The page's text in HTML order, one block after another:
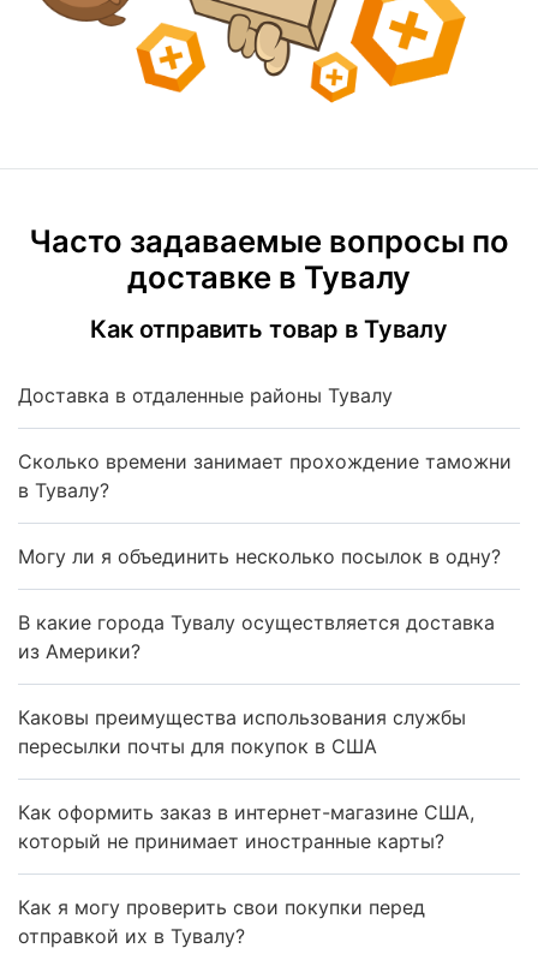
Часто задаваемые вопросы по
доставке в Тувалу
Как отправить товар в Тувалу
Доставка в отдаленные районы Тувалу
Сколько времени занимает прохождение таможни
в Тувалу?
Могу ли я объединить несколько посылок в одну?
В какие города Тувалу осуществляется доставка
из Америки?
Каковы преимущества использования службы
пересылки почты для покупок в США
Как оформить заказ в интернет-магазине США,
который не принимает иностранные карты?
Как я могу проверить свои покупки перед
отправкой их в Тувалу?